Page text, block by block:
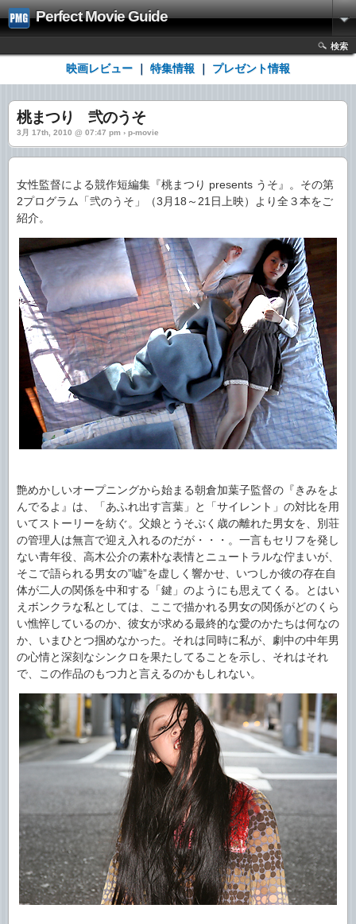
Perfect Movie Guide
検索
映画レビュー 特集情報 プレゼント情報
桃まつり 弐のうそ
3月 17th, 2010 @ 07:47 pm › p-movie
女性監督による競作短編集『桃まつり presents うそ』。その第
2プログラム「弐のうそ」（3月18～21日上映）より全３本をご
紹介。
艶めかしいオープニングから始まる朝倉加葉子監督の『きみをよ
んでるよ』は、「あふれ出す言葉」と「サイレント」の対比を用
いてストーリーを紡ぐ。父娘とうそぶく歳の離れた男女を、別荘
の管理人は無言で迎え入れるのだが・・・。一言もセリフを発し
ない青年役、高木公介の素朴な表情とニュートラルな佇まいが、
そこで語られる男女の”嘘”を虚しく響かせ、いつしか彼の存在自
体が二人の関係を中和する「鍵」のようにも思えてくる。とはい
えボンクラな私としては、ここで描かれる男女の関係がどのくら
い憔悴しているのか、彼女が求める最終的な愛のかたちは何なの
か、いまひとつ掴めなかった。それは同時に私が、劇中の中年男
の心情と深刻なシンクロを果たしてることを示し、それはそれ
で、この作品のもつ力と言えるのかもしれない。